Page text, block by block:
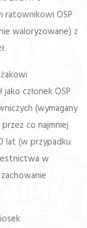
ratownikowi OSP
waloryzowane) z
członek OSP
(wymagany
co najmniej
lat (w przypadku
w